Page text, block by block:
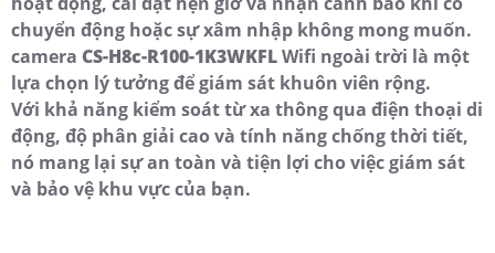
chuyển động hoặc sự xâm nhập không mong muốn.
camera CS-H8c-R100-1K3WKFLWifi ngoài trời là một
lựa chọn lý tưởng để giám sát khuôn viên rộng.
Với khả năng kiểm soát từ xa thông qua điện thoại di
động, độ phân giải cao và tính năng chống thời tiết,
nó mang lại sự an toàn và tiện lợi cho việc giám sát
và bảo vệ khu vực của bạn.